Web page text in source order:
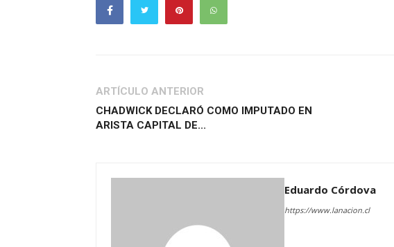
ARTÍCULO ANTERIOR
CHADWICK DECLARÓ COMO IMPUTADO EN
ARISTA CAPITAL DE...
Eduardo Córdova
https://www.lanacion.cl